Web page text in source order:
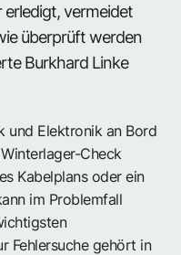
erledigt, vermeidet
überprüft werden
Burkhard Linke
und Elektronik an Bord
Check
Kabelplans oder ein
im Problemfall
Fehlersuche gehört in